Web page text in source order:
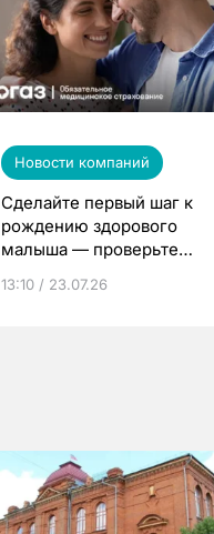
Новости компаний
Сделайте первый шаг к
рождению здорового
малыша — проверьте
по ОМС!
13:10 / 23.07.26